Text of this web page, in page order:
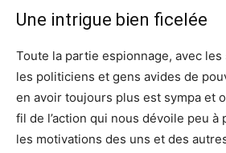
Une intrigue bien ficelée
Toute la partie espionnage, avec
les politiciens et gens avides de
en avoir toujours plus est sympa et
fil de l’action qui nous dévoile peu à
les motivations des uns et des